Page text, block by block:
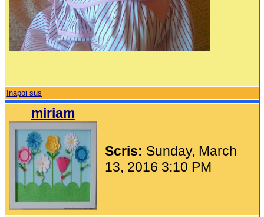
Inapoi sus
miriam
Scris: Sunday, March
13, 2016 3:10 PM